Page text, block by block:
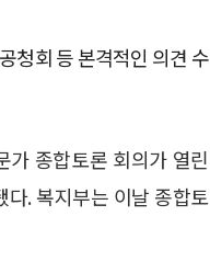
청회 등 본격적인 의견 수
가 종합토론 회의가 열린
. 복지부는 이날 종합토